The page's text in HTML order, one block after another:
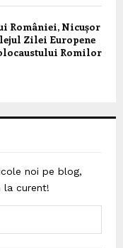
României, Nicușor
Zilei Europene
Romilor
noi pe blog,
la curent!